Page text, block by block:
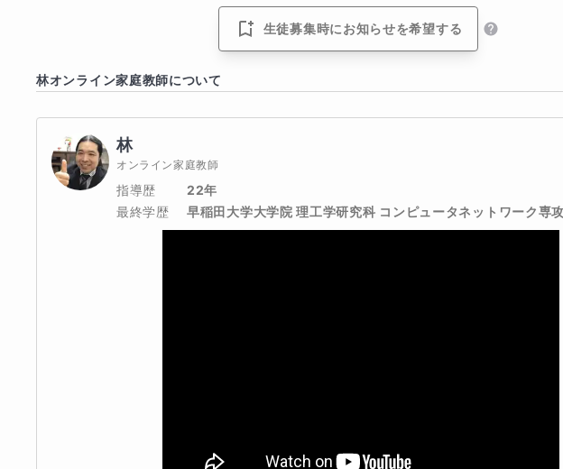
おびただしい量の課題をクリアしなくてはいけません
そんな医学部のカリキュラムをくぐり抜けるために必要な能力の一つが
様々な問題を短時間で処理する能力です
医学部へ入学するために必要なだけにとどまらず
生徒募集時にお知らせを希望する
林オンライン家庭教師について
林
オンライン家庭教師
指導歴
22年
最終学歴
早稲田大学大学院 理工学研究科 コンピュータネットワーク専